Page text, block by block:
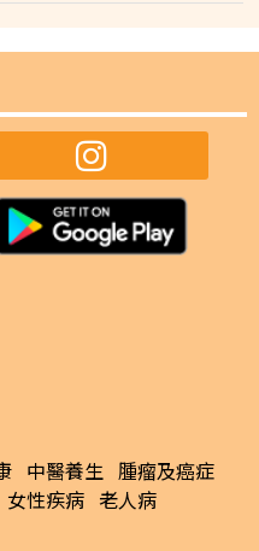
中醫養生 腫瘤及癌症
女性疾病 老人病